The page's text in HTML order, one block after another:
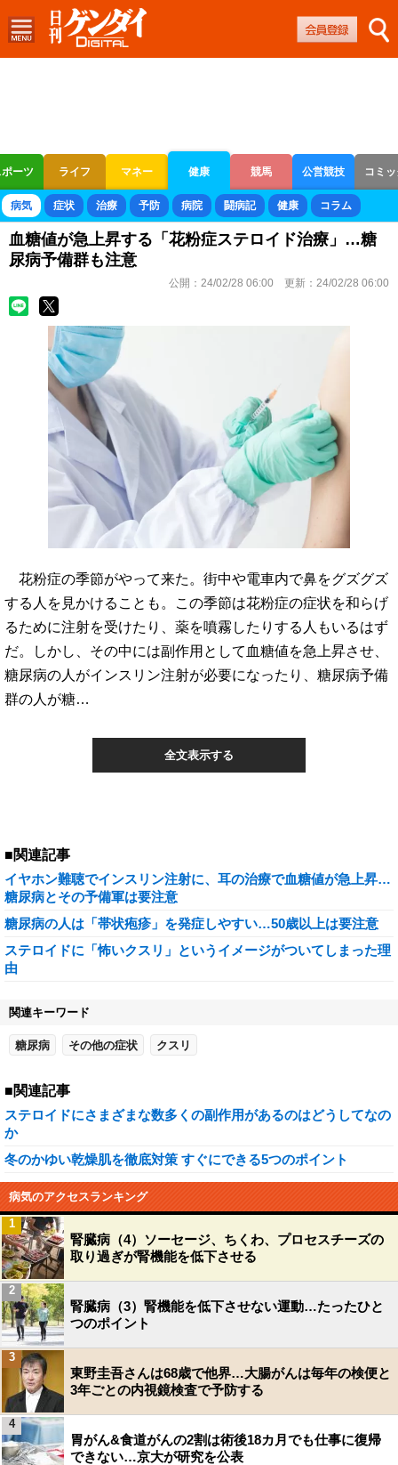
ーツ ライフ マネー 健康 競馬 公営競技 コミ
ボートレース 競輪 オートレース
病気 症状 治療 予防 病院 闘病記 健康 コラム
血糖値が急上昇する「花粉症ステロイド治療」…糖
尿病予備群も注意
公開： 24/02/28 06:00 更新： 24/02/28 06:00
花粉症の季節がやって来た。街中や電車内で鼻をグズグズ
する人を見かけることも。この季節は花粉症の症状を和らげ
るために注射を受けたり、薬を噴霧したりする人もいるはず
だ。しかし、その中には副作用として血糖値を急上昇させ、
糖尿病の人がインスリン注射が必要になったり、糖尿病予備
群の人が糖…
全文表示する
■関連記事
イヤホン難聴でインスリン注射に、耳の治療で血糖値が急上昇…
糖尿病とその予備軍は要注意
糖尿病の人は「帯状疱疹」を発症しやすい…50歳以上は要注意
ステロイドに「怖いクスリ」というイメージがついてしまった理
由
関連キーワード
糖尿病 その他の症状 クスリ
■関連記事
ステロイドにさまざまな数多くの副作用があるのはどうしてなの
か
冬のかゆい乾燥肌を徹底対策 すぐにできる5つのポイント
病気のアクセスランキング
腎臓病（4）ソーセージ、ちくわ、プロセスチーズの
取り過ぎが腎機能を低下させる
1
腎臓病（3）腎機能を低下させない運動…たったひと
つのポイント
2
東野圭吾さんは68歳で他界…大腸がんは毎年の検便と
3年ごとの内視鏡検査で予防する
3
胃がん&食道がんの2割は術後18カ月でも仕事に復帰
できない…京大が研究を公表
4